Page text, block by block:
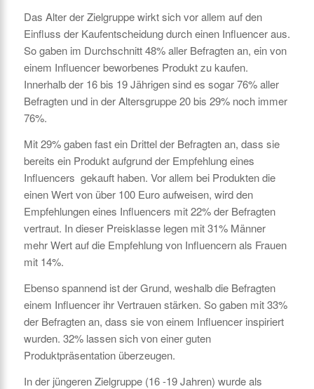
Das Alter der Zielgruppe wirkt sich vor allem auf den
Einfluss der Kaufentscheidung durch einen Influencer aus.
So gaben im Durchschnitt 48% aller Befragten an, ein von
einem Influencer beworbenes Produkt zu kaufen.
Innerhalb der 16 bis 19 Jährigen sind es sogar 76% aller
Befragten und in der Altersgruppe 20 bis 29% noch immer
76%.
Mit 29% gaben fast ein Drittel der Befragten an, dass sie
bereits ein Produkt aufgrund der Empfehlung eines
Influencers gekauft haben. Vor allem bei Produkten die
einen Wert von über 100 Euro aufweisen, wird den
Empfehlungen eines Influencers mit 22% der Befragten
vertraut. In dieser Preisklasse legen mit 31% Männer
mehr Wert auf die Empfehlung von Influencern als Frauen
mit 14%.
Ebenso spannend ist der Grund, weshalb die Befragten
einem Influencer ihr Vertrauen stärken. So gaben mit 33%
der Befragten an, dass sie von einem Influencer inspiriert
wurden. 32% lassen sich von einer guten
Produktpräsentation überzeugen.
In der jüngeren Zielgruppe (16 -19 Jahren) wurde als